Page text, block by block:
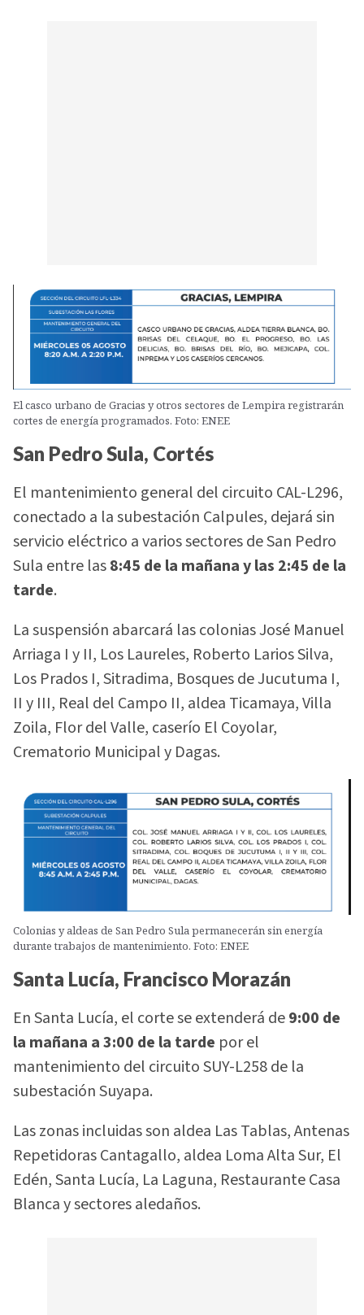
El casco urbano de Gracias y otros sectores de Lempira registrarán
cortes de energía programados. Foto: ENEE
San Pedro Sula, Cortés
El mantenimiento general del circuito CAL-L296,
conectado a la subestación Calpules, dejará sin
servicio eléctrico a varios sectores de San Pedro
Sula entre las8:45 de la mañana y las 2:45 de la
tarde.
La suspensión abarcará las colonias José Manuel
Arriaga I y II, Los Laureles, Roberto Larios Silva,
Los Prados I, Sitradima, Bosques de Jucutuma I,
II y III, Real del Campo II, aldea Ticamaya, Villa
Zoila, Flor del Valle, caserío El Coyolar,
Crematorio Municipal y Dagas.
Colonias y aldeas de San Pedro Sula permanecerán sin energía
durante trabajos de mantenimiento. Foto: ENEE
Santa Lucía, Francisco Morazán
En Santa Lucía, el corte se extenderá de9:00 de
la mañana a 3:00 de la tarde por el
mantenimiento del circuito SUY-L258 de la
subestación Suyapa.
Las zonas incluidas son aldea Las Tablas, Antenas
Repetidoras Cantagallo, aldea Loma Alta Sur, El
Edén, Santa Lucía, La Laguna, Restaurante Casa
Blanca y sectores aledaños.